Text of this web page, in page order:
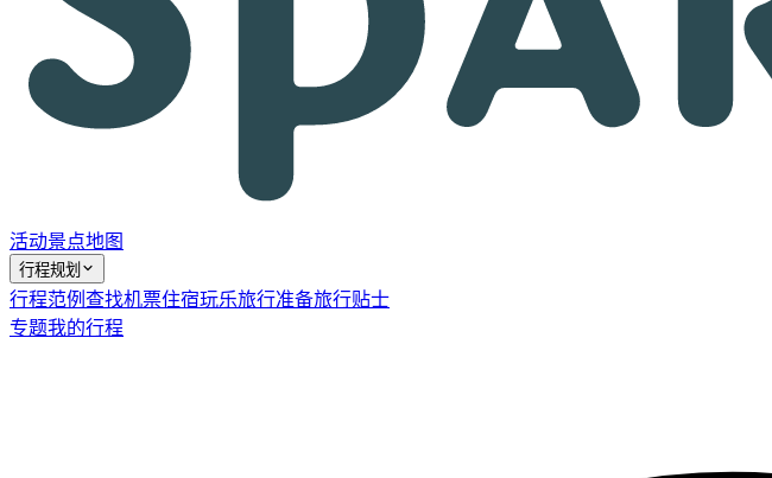
活动景点地图
行程规划
行程范例 查找机票住宿玩乐旅行准备旅行贴士
专题我的行程